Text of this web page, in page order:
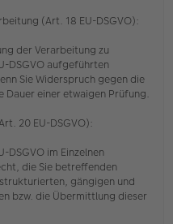
(Art. 18 EU-DSGVO):
der Verarbeitung zu
DSGVO aufgeführten
Sie Widerspruch gegen die
einer etwaigen Prüfung.
20 EU-DSGVO):
DSGVO im Einzelnen
die Sie betreffenden
gängigen und
bzw. die Übermittlung dieser